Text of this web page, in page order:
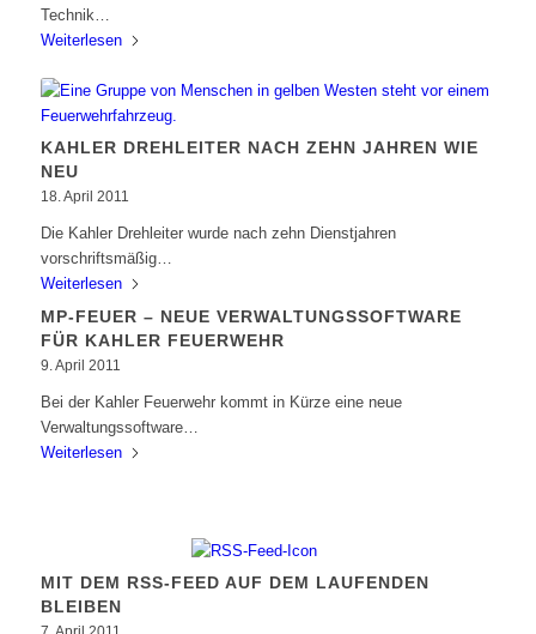
Technik…
Weiterlesen
KAHLER DREHLEITER NACH ZEHN JAHREN WIE
NEU
18. April 2011
Die Kahler Drehleiter wurde nach zehn Dienstjahren
vorschriftsmäßig…
Weiterlesen
MP-FEUER – NEUE VERWALTUNGSSOFTWARE
FÜR KAHLER FEUERWEHR
9. April 2011
Bei der Kahler Feuerwehr kommt in Kürze eine neue
Verwaltungssoftware…
Weiterlesen
MIT DEM RSS-FEED AUF DEM LAUFENDEN
BLEIBEN